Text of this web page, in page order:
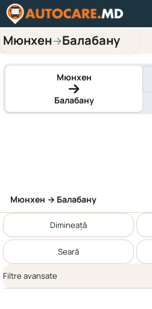
Мюнхен→Балабану
Мюнхен
Балабану
Мюнхен → Балабану
Dimineață
Seară
Filtre avansate